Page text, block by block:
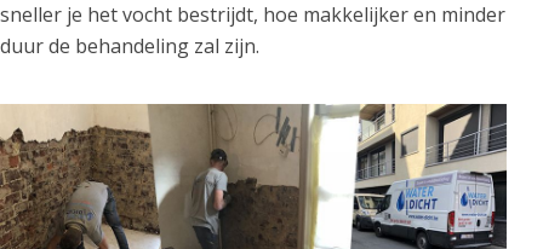
sneller je het vocht bestrijdt, hoe makkelijker en minder
duur de behandeling zal zijn.